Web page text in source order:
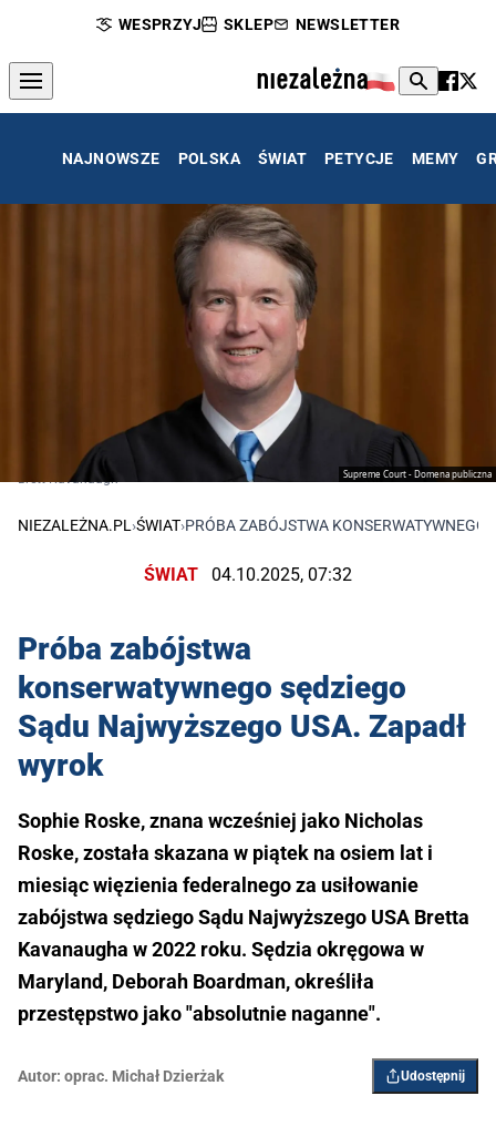
WESPRZYJ SKLEP NEWSLETTER
NAJNOWSZE POLSKA ŚWIAT PETYCJE MEMY
Supreme Court - Domena publiczna
Brett Kavanaugh
NIEZALEŻNA.PL ›ŚWIAT›PRÓBA ZABÓJSTWA KONSERWATYWNEGO
ŚWIAT 04.10.2025, 07:32
Próba zabójstwa
konserwatywnego sędziego
Sądu Najwyższego USA. Zapadł
wyrok
Sophie Roske, znana wcześniej jako Nicholas
Roske, została skazana w piątek na osiem lat i
miesiąc więzienia federalnego za usiłowanie
zabójstwa sędziego Sądu Najwyższego USA Bretta
Kavanaugha w 2022 roku. Sędzia okręgowa w
Maryland, Deborah Boardman, określiła
przestępstwo jako "absolutnie naganne".
Autor: oprac. Michał Dzierżak Udostępnij